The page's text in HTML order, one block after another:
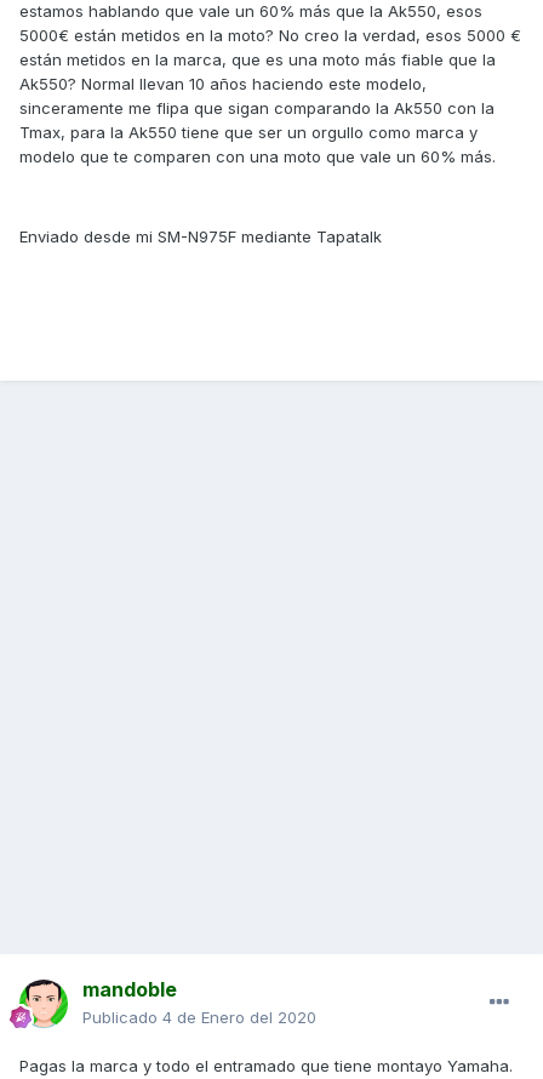
estamos hablando que vale un 60% más que la Ak550, esos
5000€ están metidos en la moto? No creo la verdad, esos 5000 €
están metidos en la marca, que es una moto más fiable que la
Ak550? Normal llevan 10 años haciendo este modelo,
sinceramente me flipa que sigan comparando la Ak550 con la
Tmax, para la Ak550 tiene que ser un orgullo como marca y
modelo que te comparen con una moto que vale un 60% más.
Enviado desde mi SM-N975F mediante Tapatalk
mandoble
Publicado 4 de Enero del 2020
Pagas la marca y todo el entramado que tiene montayo Yamaha.